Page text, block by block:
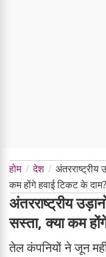
होम देश
कम होंगे हवाई टिकट के दाम?
अंतरराष्ट्रीय
सस्ता, क्या कम
तेल कंपनियों ने जून